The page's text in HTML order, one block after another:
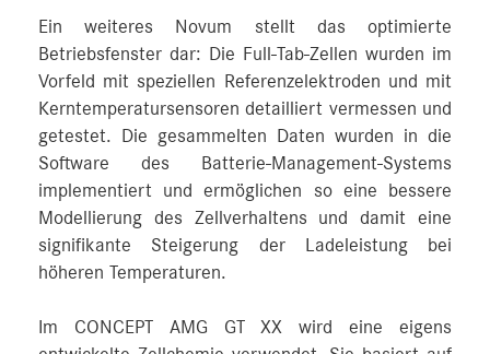
Ein weiteres Novum stellt das optimierte
Betriebsfenster dar: Die Full-Tab-Zellen wurden im
Vorfeld mit speziellen Referenzelektroden und mit
Kerntemperatursensoren detailliert vermessen und
getestet. Die gesammelten Daten wurden in die
Software des Batterie-Management-Systems
implementiert und ermöglichen so eine bessere
Modellierung des Zellverhaltens und damit eine
signifikante Steigerung der Ladeleistung bei
höheren Temperaturen.
Im CONCEPT AMG GT XX wird eine eigens